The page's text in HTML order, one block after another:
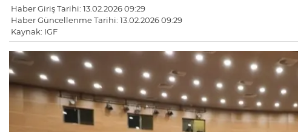
Haber Giriş Tarihi: 13.02.2026 09:29
Haber Güncellenme Tarihi: 13.02.2026 09:29
Kaynak: IGF